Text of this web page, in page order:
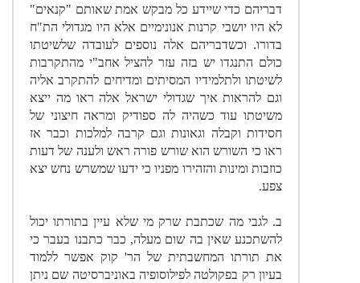
דבריהם כדי שיידע כל מבקש אמת שאותם "קנאים"
לא היו יושבי קרנות אנונימיים אלא היו מגדולי הת"ח
בדורו. וכשדבריהם אלה נוספים לעובדה שלשיטתו
כולם התנגדו יש בזה עזר להציל אחב"י מהתקרבות
לשיטתו ולתלמידיו המסיתים ומדיחים להתקרב אליה
וגם להראות איך שגדולי ישראל אלה ראו מה ייצא
משיטתו עוד כשהיה לה ספודיק ומראה חיצוני של
חסידות וקבלה וגאונות וגם קרבה למלכות וכבר אז
ראו כי השורש הוא שורש פורה ראש ולענה של דעות
כוזבות ומינות והזהירו מפניו כי ידעו שמשרש נחש יצא
צפע.
ב. לגבי מה שכתבת שרק מי שלא עיין בתורתו יכול
להשתכנע שאין בה שום מעלה, כבר כתבנו בעבר כי
את תורתו המחשבתית של הר' קוק אפשר ללמוד
בעיון רק בפקולטה לפילוסופיה באוניברסיטה שם ניתן